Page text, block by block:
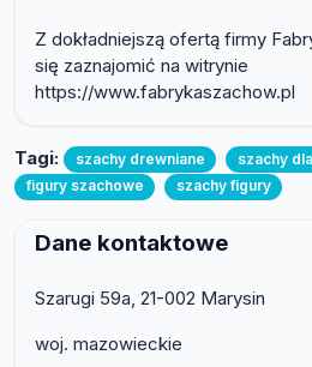
Z dokładniejszą ofertą firmy
się zaznajomić na witrynie
https://www.fabrykaszachow.pl
Tagi: szachy drewniane szachy
figury szachowe
szachy figury
Dane kontaktowe
Szarugi 59a, 21-002 Marysin
woj. mazowieckie